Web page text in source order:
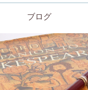
ブログ